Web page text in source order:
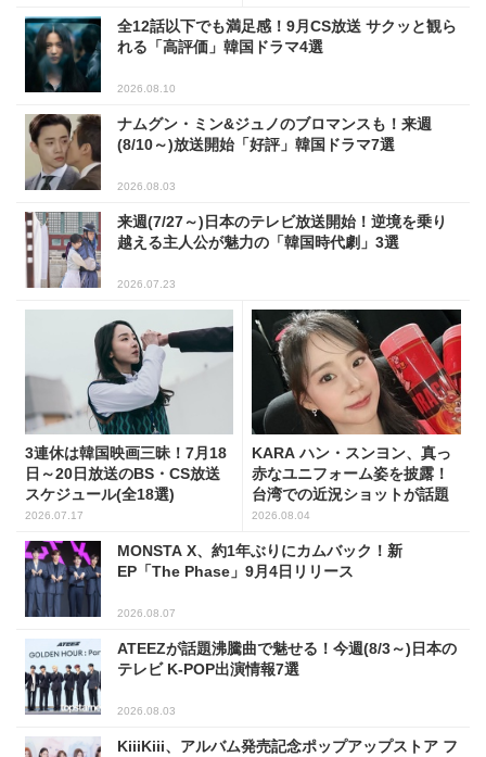
全12話以下でも満足感！9月CS放送 サクッと観ら
れる「高評価」韓国ドラマ4選
2026.08.10
ナムグン・ミン&ジュノのブロマンスも！来週
(8/10～)放送開始「好評」韓国ドラマ7選
2026.08.03
来週(7/27～)日本のテレビ放送開始！逆境を乗り
越える主人公が魅力の「韓国時代劇」3選
2026.07.23
3連休は韓国映画三昧！7月18
日～20日放送のBS・CS放送
スケジュール(全18選)
2026.07.17
KARA ハン・スンヨン、真っ
赤なユニフォーム姿を披露！
台湾での近況ショットが話題
2026.08.04
MONSTA X、約1年ぶりにカムバック！新
EP「The Phase」9月4日リリース
2026.08.07
ATEEZが話題沸騰曲で魅せる！今週(8/3～)日本の
テレビ K-POP出演情報7選
2026.08.03
KiiiKiii、アルバム発売記念ポップアップストア フ